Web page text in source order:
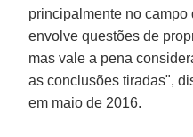
principalmente no
envolve questões de
mas vale a pena
as conclusões tiradas",
em maio de 2016.